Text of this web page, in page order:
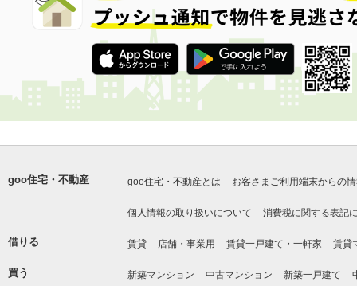
goo住宅・不動産 goo住宅・不動産とは お客さまご利用端末からの
個人情報の取り扱いについて 消費税に関する表記
借りる 賃貸 店舗・事業用 賃貸一戸建て・一軒家 賃貸
買う 新築マンション 中古マンション 新築一戸建て